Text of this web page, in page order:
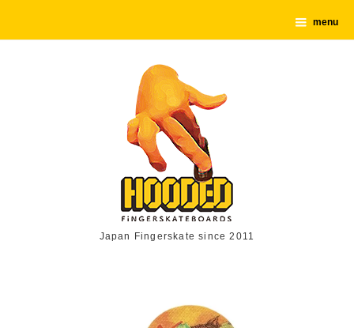
menu
Japan Fingerskate since 2011